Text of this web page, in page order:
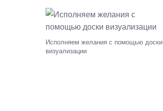
Исполняем желания с помощью доски
визуализации